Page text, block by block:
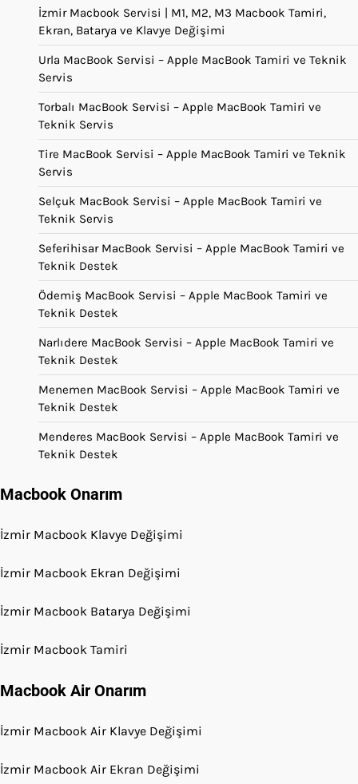
İzmir Macbook Servisi | M1, M2, M3 Macbook Tamiri,
Ekran, Batarya ve Klavye Değişimi
Urla MacBook Servisi – Apple MacBook Tamiri ve Teknik
Servis
Torbalı MacBook Servisi – Apple MacBook Tamiri ve
Teknik Servis
Tire MacBook Servisi – Apple MacBook Tamiri ve Teknik
Servis
Selçuk MacBook Servisi – Apple MacBook Tamiri ve
Teknik Servis
Seferihisar MacBook Servisi – Apple MacBook Tamiri ve
Teknik Destek
Ödemiş MacBook Servisi – Apple MacBook Tamiri ve
Teknik Destek
Narlıdere MacBook Servisi – Apple MacBook Tamiri ve
Teknik Destek
Menemen MacBook Servisi – Apple MacBook Tamiri ve
Teknik Destek
Menderes MacBook Servisi – Apple MacBook Tamiri ve
Teknik Destek
Macbook Onarım
İzmir Macbook Klavye Değişimi
İzmir Macbook Ekran Değişimi
İzmir Macbook Batarya Değişimi
İzmir Macbook Tamiri
Macbook Air Onarım
İzmir Macbook Air Klavye Değişimi
İzmir Macbook Air Ekran Değişimi